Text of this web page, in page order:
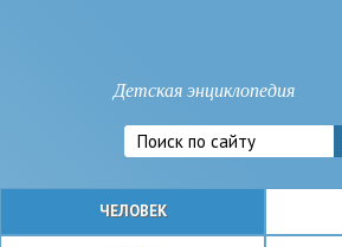
Детская энциклопедия
ЧЕЛОВЕК